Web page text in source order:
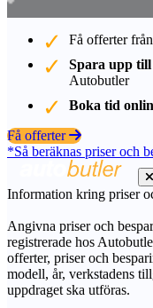
Få offerter
Spara upp
Autobutler
Boka tid
Få offerter
*Så beräknas priser och
Information kring priser
Angivna priser och
registrerade hos
offerter, priser och
modell, år, verkstadens
uppdraget ska utföras.